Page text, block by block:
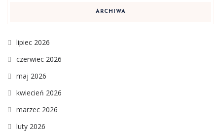
ARCHIWA
lipiec 2026
czerwiec 2026
maj 2026
kwiecień 2026
marzec 2026
luty 2026